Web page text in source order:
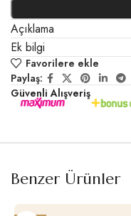
Açıklama
Ek bilgi
Favorilere ekle
Paylaş:
Güvenli Alışveriş
Benzer Ürünler